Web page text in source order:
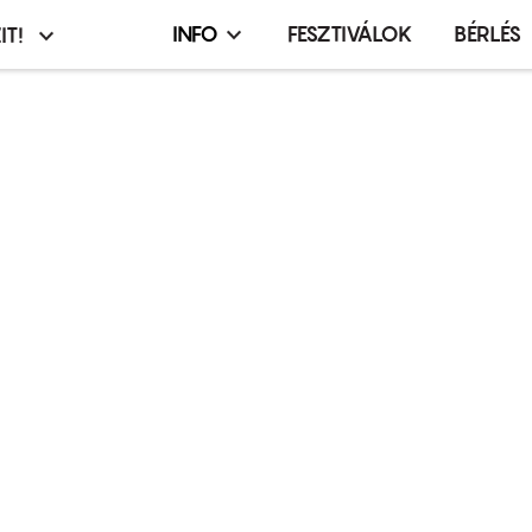
Infó,
INFO FESZTIVÁLOK BÉRLÉS